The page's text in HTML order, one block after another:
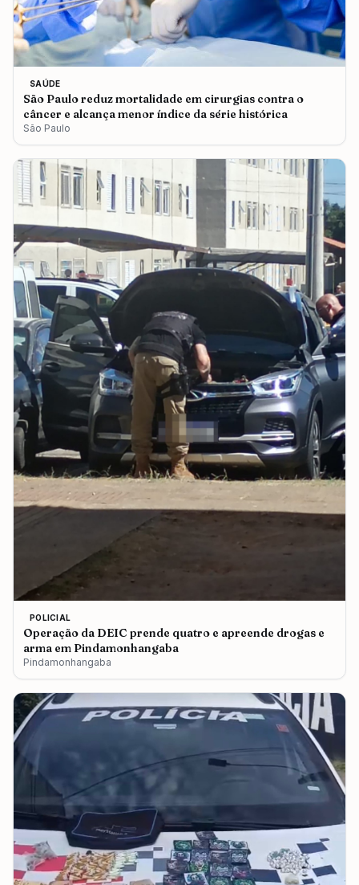
SAÚDE
São Paulo reduz mortalidade em cirurgias contra o
câncer e alcança menor índice da série histórica
São Paulo
POLICIAL
Operação da DEIC prende quatro e apreende drogas e
arma em Pindamonhangaba
Pindamonhangaba